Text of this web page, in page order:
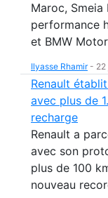
Maroc,
performance
et BMW
Ilyasse Rhamir-
Renault
avec plus de
recharge
Renault a
avec son
plus de 100
nouveau